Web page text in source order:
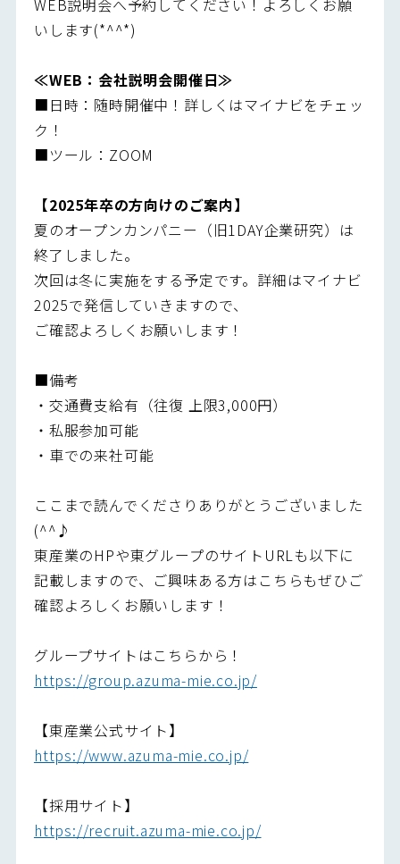
WEB説明会へ予約してください！よろしくお願
いします(*^^*)
≪WEB：会社説明会開催日≫
■日時：随時開催中！詳しくはマイナビをチェッ
ク！
■ツール：ZOOM
【2025年卒の方向けのご案内】
夏のオープンカンパニー（旧1DAY企業研究）は
終了しました。
次回は冬に実施をする予定です。詳細はマイナビ
2025で発信していきますので、
ご確認よろしくお願いします！
■備考
・交通費支給有（往復 上限3,000円）
・私服参加可能
・車での来社可能
ここまで読んでくださりありがとうございました
(^^♪
東産業のHPや東グループのサイトURLも以下に
記載しますので、ご興味ある方はこちらもぜひご
確認よろしくお願いします！
グループサイトはこちらから！
https://group.azuma-mie.co.jp/
【東産業公式サイト】
https://www.azuma-mie.co.jp/
【採用サイト】
https://recruit.azuma-mie.co.jp/